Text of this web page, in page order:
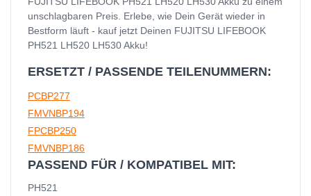
unschlagbaren Preis. Erlebe, wie Dein Gerät wieder in
Bestform läuft - kauf jetzt Deinen FUJITSU LIFEBOOK
PH521 LH520 LH530 Akku!
ERSETZT / PASSENDE TEILENUMMERN:
PCBP277
FMVNBP194
FPCBP250
FMVNBP186
PASSEND FÜR / KOMPATIBEL MIT:
PH521